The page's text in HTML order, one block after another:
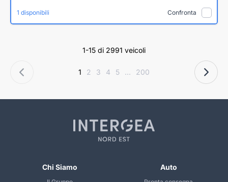
1 disponibili Confronta
1-15 di 2991 veicoli
1 2 3 4 5 ... 200
Chi Siamo Auto